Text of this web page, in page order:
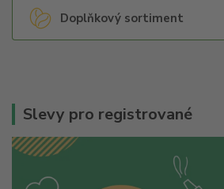
Doplňkový sortiment
Slevy pro registrované